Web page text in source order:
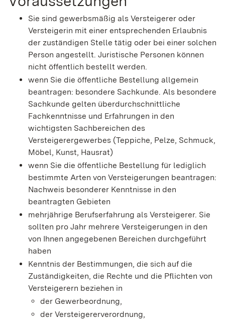
Sie sind gewerbsmäßig als Versteigerer oder
Versteigerin mit einer entsprechenden Erlaubnis
der zuständigen Stelle tätig oder bei einer solchen
Person angestellt. Juristische Personen können
nicht öffentlich bestellt werden.
wenn Sie die öffentliche Bestellung allgemein
beantragen: besondere Sachkunde. Als besondere
Sachkunde gelten überdurchschnittliche
Fachkenntnisse und Erfahrungen in den
wichtigsten Sachbereichen des
Versteigerergewerbes (Teppiche, Pelze, Schmuck,
Möbel, Kunst, Hausrat)
wenn Sie die öffentliche Bestellung für lediglich
bestimmte Arten von Versteigerungen beantragen:
Nachweis besonderer Kenntnisse in den
beantragten Gebieten
mehrjährige Berufserfahrung als Versteigerer. Sie
sollten pro Jahr mehrere Versteigerungen in den
von Ihnen angegebenen Bereichen durchgeführt
haben
Kenntnis der Bestimmungen, die sich auf die
Zuständigkeiten, die Rechte und die Pflichten von
Versteigerern beziehen in
der Gewerbeordnung,
der Versteigererverordnung,